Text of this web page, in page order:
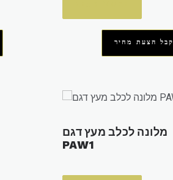
קבל הצעת מחיר
מלונה לכלב מעץ דגם
PAW1